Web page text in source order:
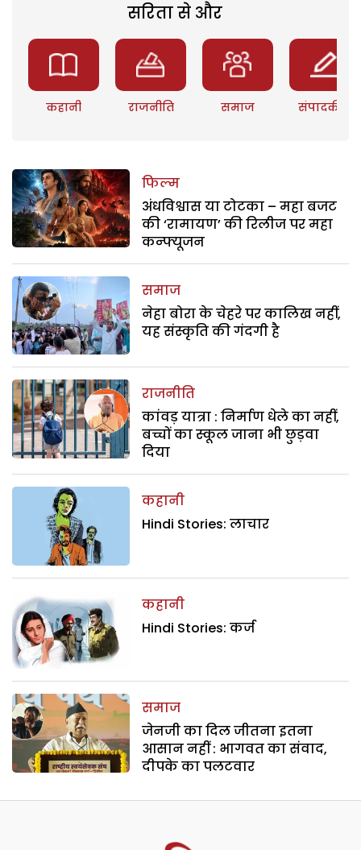
सरिता से और
कहानी राजनीति समाज संपादकीय
फिल्म
अंधविश्वास या टोटका – महा बजट
की ‘रामायण’ की रिलीज पर महा
कन्फ्यूजन
समाज
नेहा बोरा के चेहरे पर कालिख नहीं,
यह संस्कृति की गंदगी है
राजनीति
कांवड़ यात्रा : निर्माण धेले का नहीं,
बच्चों का स्कूल जाना भी छुड़वा
दिया
कहानी
Hindi Stories: लाचार
कहानी
Hindi Stories: कर्ज
समाज
जेनजी का दिल जीतना इतना
आसान नहीं : भागवत का संवाद,
दीपके का पलटवार